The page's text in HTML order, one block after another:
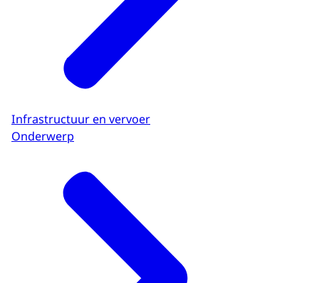
Infrastructuur en vervoer
Onderwerp